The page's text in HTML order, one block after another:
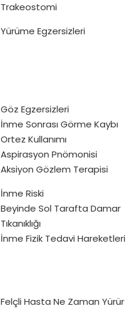
Trakeostomi
Yürüme Egzersizleri
Göz Egzersizleri
İnme Sonrası Görme Kaybı
Ortez Kullanımı
Aspirasyon Pnömonisi
Aksiyon Gözlem Terapisi
İnme Riski
Beyinde Sol Tarafta Damar
Tıkanıklığı
İnme Fizik Tedavi Hareketleri
Felçli Hasta Ne Zaman Yürür